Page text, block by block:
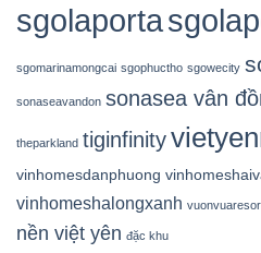
sgolaporta
sgomarinamongcai sgophuctho sgowecity
sonaseavandon sonasea vân
theparkland tiginfinity
vinhomesdanphuong
vinhomeshalongxanh
nền việt yên đặc khu